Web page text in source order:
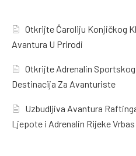
Otkrijte Čaroliju Konjičkog
Avantura U Prirodi
Otkrijte Adrenalin
Destinacija Za Avanturiste
Uzbudljiva Avantura
Ljepote i Adrenalin Rijeke Vrbas